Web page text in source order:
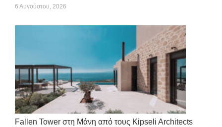
6 Αυγούστου, 2026
Fallen Tower στη Μάνη από τους Kipseli Architects